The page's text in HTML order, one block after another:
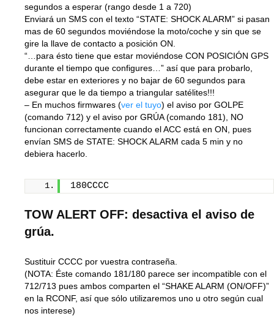
segundos a esperar (rango desde 1 a 720)
Enviará un SMS con el texto “STATE: SHOCK ALARM” si pasan
mas de 60 segundos moviéndose la moto/coche y sin que se
gire la llave de contacto a posición ON.
“…para ésto tiene que estar moviéndose CON POSICIÓN GPS
durante el tiempo que configures…” así que para probarlo,
debe estar en exteriores y no bajar de 60 segundos para
asegurar que le da tiempo a triangular satélites!!!
– En muchos firmwares (ver el tuyo) el aviso por GOLPE
(comando 712) y el aviso por GRÚA (comando 181), NO
funcionan correctamente cuando el ACC está en ON, pues
envían SMS de STATE: SHOCK ALARM cada 5 min y no
debiera hacerlo.
180CCCC
TOW ALERT OFF: desactiva el aviso de
grúa.
Sustituir CCCC por vuestra contraseña.
(NOTA: Éste comando 181/180 parece ser incompatible con el
712/713 pues ambos comparten el “SHAKE ALARM (ON/OFF)”
en la RCONF, así que sólo utilizaremos uno u otro según cual
nos interese)